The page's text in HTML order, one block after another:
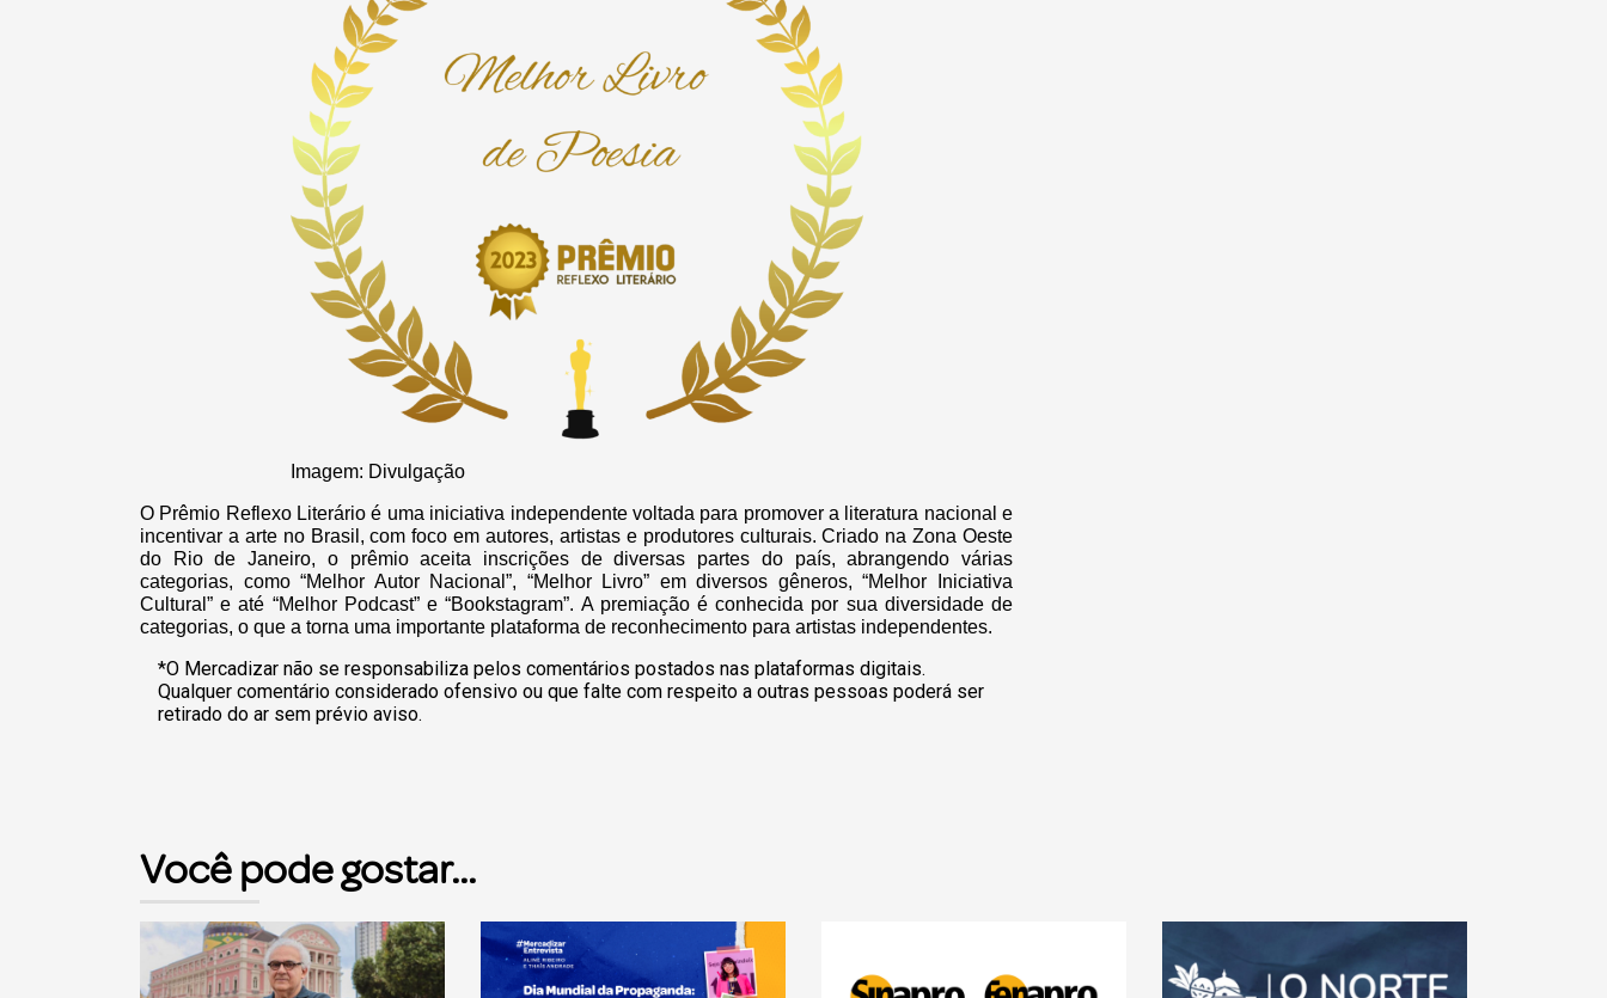
Imagem: Divulgação
O Prêmio Reflexo Literário é uma iniciativa independente voltada para promover a literatura nacional e
incentivar a arte no Brasil, com foco em autores, artistas e produtores culturais. Criado na Zona Oeste
do Rio de Janeiro, o prêmio aceita inscrições de diversas partes do país, abrangendo várias
categorias, como “Melhor Autor Nacional”, “Melhor Livro” em diversos gêneros, “Melhor Iniciativa
Cultural” e até “Melhor Podcast” e “Bookstagram”. A premiação é conhecida por sua diversidade de
categorias, o que a torna uma importante plataforma de reconhecimento para artistas independentes.
*O Mercadizar não se responsabiliza pelos comentários postados nas plataformas digitais.
Qualquer comentário considerado ofensivo ou que falte com respeito a outras pessoas poderá ser
retirado do ar sem prévio aviso.
Você pode gostar...